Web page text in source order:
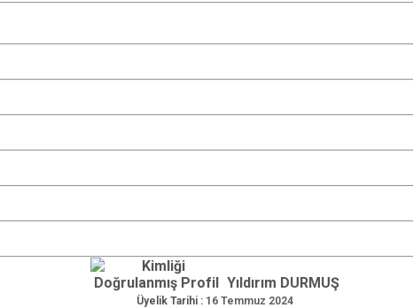
Yıldırım DURMUŞ
Üyelik Tarihi : 16 Temmuz 2024